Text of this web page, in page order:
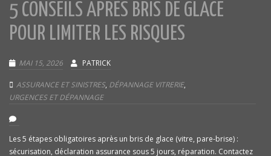
5 CONSEILS APRÈS BRIS DE GLACE
POUR LIMITER LES RISQUES
MAI 15, 2026 PATRICK
ASSURANCE ET SINISTRES, DÉPANNAGE VITRERIE,
URGENCES ET DÉPANNAGE
Les 5 étapes obligatoires après un bris de glace (vitre, pare-brise) :
sécurisation, déclaration assurance sous 5 jours, réparation. Contactez